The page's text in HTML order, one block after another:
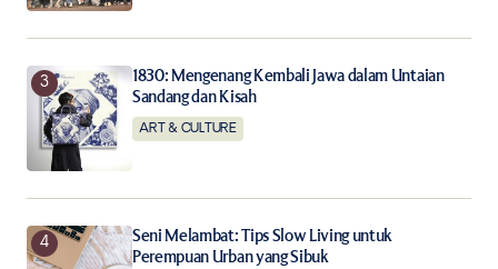
1830: Mengenang Kembali Jawa dalam Untaian
Sandang dan Kisah
ART & CULTURE
Seni Melambat: Tips Slow Living untuk
Perempuan Urban yang Sibuk